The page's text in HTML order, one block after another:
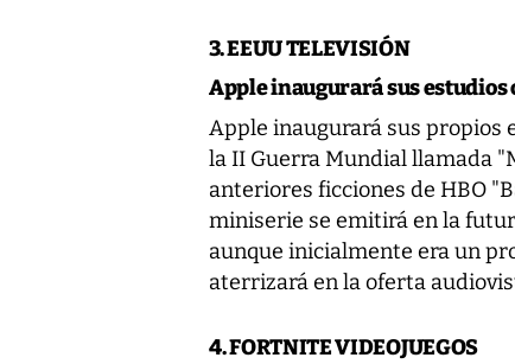
3. EEUU TELEVISIÓN
Apple inaugurará sus
Apple inaugurará sus propios
la II Guerra Mundial llamada
anteriores ficciones de HBO
miniserie se emitirá en la
aunque inicialmente era un
aterrizará en la oferta
4. FORTNITE VIDEOJUEGOS